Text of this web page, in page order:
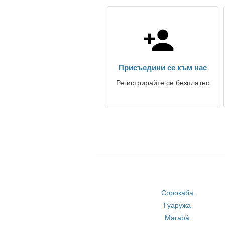
Присъедини се към нас
Регистрирайте се безплатно
Сорокаба
Гуаружа
Marabá